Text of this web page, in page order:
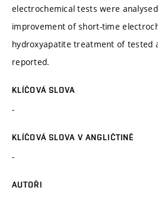
electrochemical tests were
improvement of short-time
hydroxyapatite treatment of tested
reported.
KLÍČOVÁ SLOVA
-
KLÍČOVÁ SLOVA V ANGLIČTINĚ
-
AUTOŘI